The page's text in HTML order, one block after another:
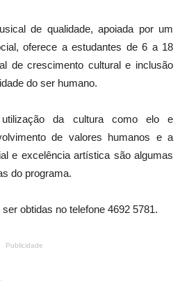
de qualidade, apoiada por um
oferece a estudantes de 6 a 18
de crescimento cultural e inclusão
do ser humano.
utilização da cultura como elo e
de valores humanos e a
e excelência artística são algumas
do programa.
obtidas no telefone 4692 5781.
Publicidade